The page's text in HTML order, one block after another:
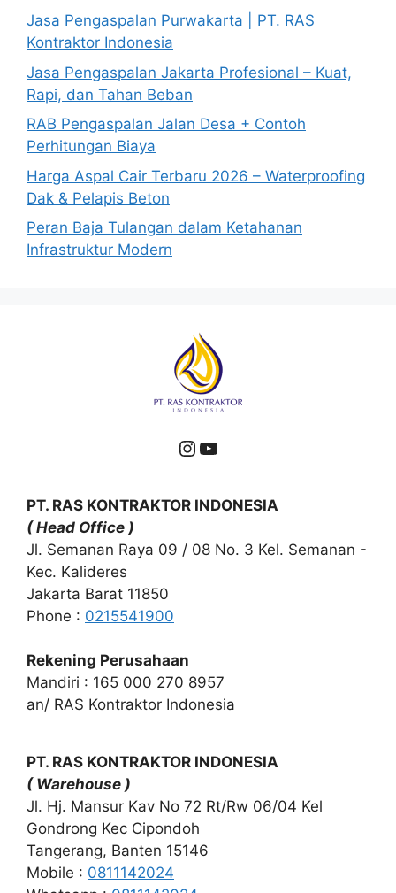
Jasa Pengaspalan Purwakarta | PT. RAS
Kontraktor Indonesia
Jasa Pengaspalan Jakarta Profesional – Kuat,
Rapi, dan Tahan Beban
RAB Pengaspalan Jalan Desa + Contoh
Perhitungan Biaya
Harga Aspal Cair Terbaru 2026 – Waterproofing
Dak & Pelapis Beton
Peran Baja Tulangan dalam Ketahanan
Infrastruktur Modern
Instagram
YouTube
PT. RAS KONTRAKTOR INDONESIA
( Head Office )
Jl. Semanan Raya 09 / 08 No. 3 Kel. Semanan -
Kec. Kalideres
Jakarta Barat 11850
Phone : 0215541900
Rekening Perusahaan
Mandiri : 165 000 270 8957
an/ RAS Kontraktor Indonesia
PT. RAS KONTRAKTOR INDONESIA
( Warehouse )
Jl. Hj. Mansur Kav No 72 Rt/Rw 06/04 Kel
Gondrong Kec Cipondoh
Tangerang, Banten 15146
Mobile : 0811142024